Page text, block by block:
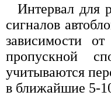
Интервал для
сигналов
зависимости
пропускной
учитываются
в ближайшие 5-